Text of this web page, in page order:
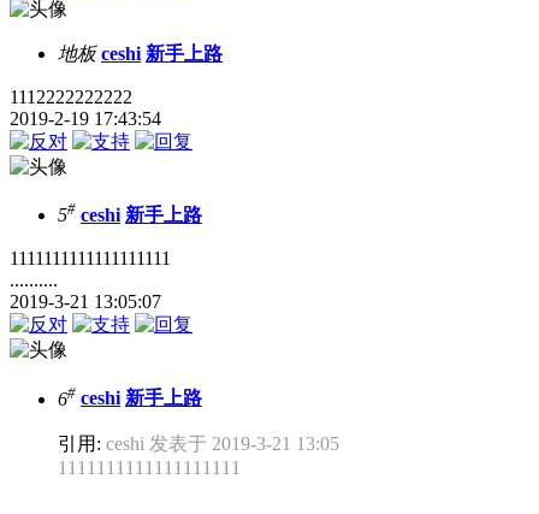
地板 ceshi 新手上路
1112222222222
2019-2-19 17:43:54
5# ceshi 新手上路
1111111111111111111
..........
2019-3-21 13:05:07
6# ceshi 新手上路
引用: ceshi 发表于 2019-3-21 13:05
1111111111111111111